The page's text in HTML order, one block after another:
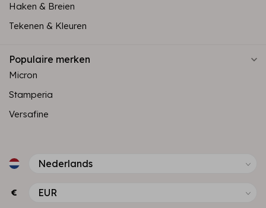
Haken & Breien
Tekenen & Kleuren
Populaire merken
Micron
Stamperia
Versafine
€